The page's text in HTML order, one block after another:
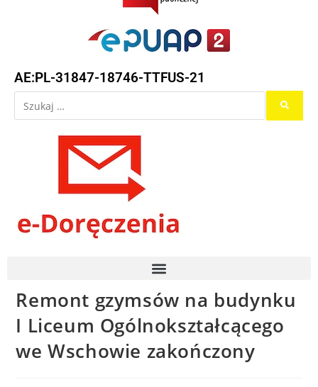
AE:PL-31847-18746-TTFUS-21
Remont gzymsów na budynku
I Liceum Ogólnokształcącego
we Wschowie zakończony